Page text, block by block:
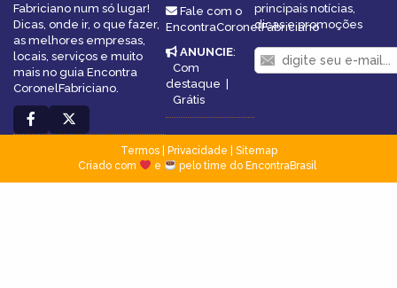
Fabriciano num só lugar!
Dicas, onde ir, o que fazer,
as melhores empresas,
locais, serviços e muito
mais no guia Encontra
CoronelFabriciano.
Fale com o
EncontraCoronelFabriciano
ANUNCIE:
Com
destaque |
Grátis
principais notícias,
dicas e promoções
Termos| Privacidade
Sitemap
Criado com
e pelo time do EncontraBrasil